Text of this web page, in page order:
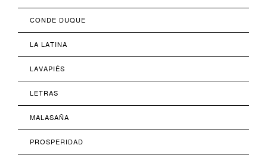
CONDE DUQUE
LA LATINA
LAVAPIÉS
LETRAS
MALASAÑA
PROSPERIDAD